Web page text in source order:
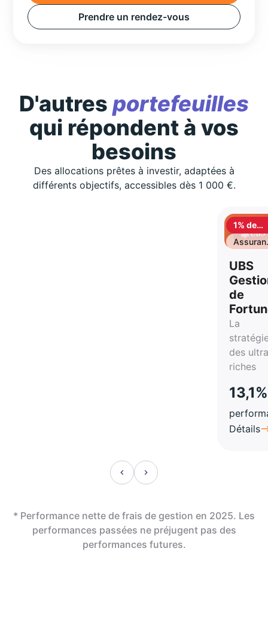
Prendre un rendez-vous
D'autres portefeuilles
qui répondent à vos
besoins
Des allocations prêtes à investir, adaptées à
différents objectifs, accessibles dès 1 000 €.
1% de
UBS
de
La
des
riches
13,1%
Détails
* Performance nette de frais de gestion en 2025. Les
performances passées ne préjugent pas des
performances futures.